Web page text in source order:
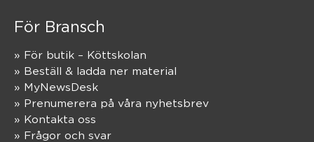
För Bransch
» För butik – Köttskolan
» Beställ & ladda ner material
» MyNewsDesk
» Prenumerera på våra nyhetsbrev
» Kontakta oss
» Frågor och svar